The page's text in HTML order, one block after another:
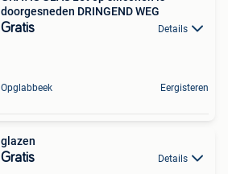
doorgesneden DRINGEND WEG
Gratis Details
Opglabbeek Eergisteren
glazen
Gratis Details